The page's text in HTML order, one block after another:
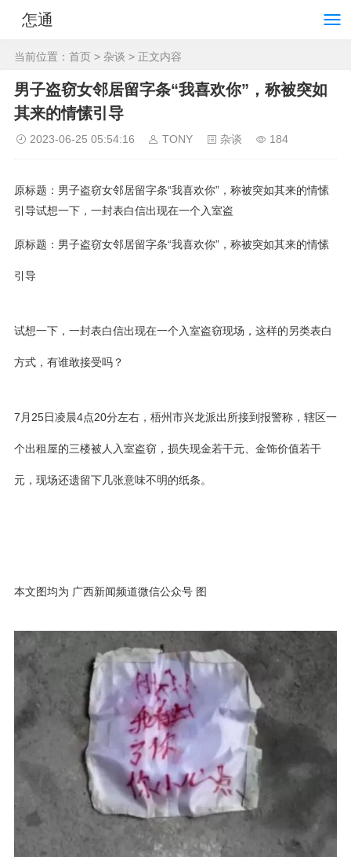
怎通
当前位置： 首页 > 杂谈 > 正文内容
男子盗窃女邻居留字条“我喜欢你”，称被突如
其来的情愫引导
2023-06-25 05:54:16 TONY 杂谈 184
原标题：男子盗窃女邻居留字条“我喜欢你”，称被突如其来的情愫
引导试想一下，一封表白信出现在一个入室盗
原标题：男子盗窃女邻居留字条“我喜欢你”，称被突如其来的情愫
引导
试想一下，一封表白信出现在一个入室盗窃现场，这样的另类表白
方式，有谁敢接受吗？
7月25日凌晨4点20分左右，梧州市兴龙派出所接到报警称，辖区一
个出租屋的三楼被人入室盗窃，损失现金若干元、金饰价值若干
元，现场还遗留下几张意味不明的纸条。
本文图均为 广西新闻频道微信公众号 图